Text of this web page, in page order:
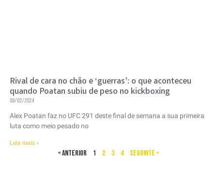
Rival de cara no chão e ‘guerras’: o que aconteceu
quando Poatan subiu de peso no kickboxing
08/02/2024
Alex Poatan faz no UFC 291 deste final de semana a sua primeira
luta como meio pesado no
Leia mais »
« Anterior 1 2 3 4 Seguinte »